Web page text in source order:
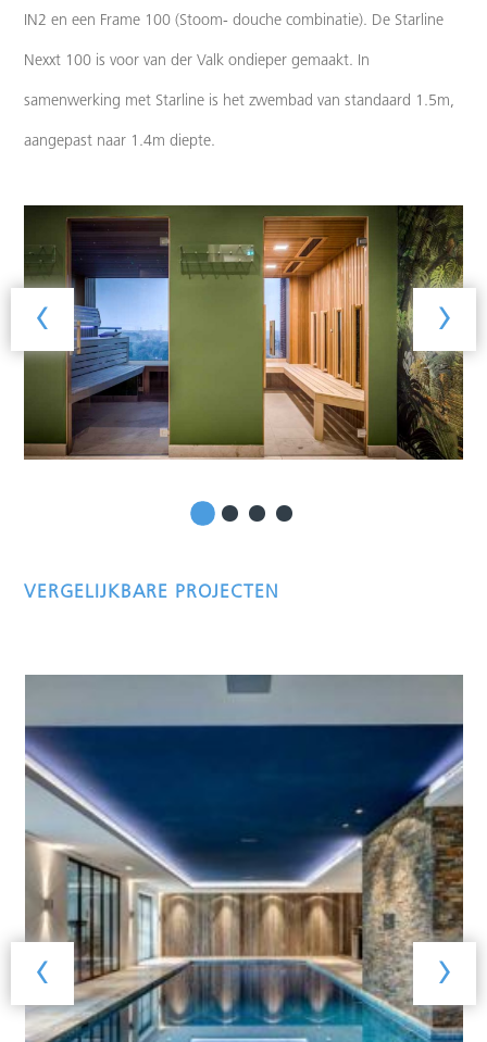
IN2 en een Frame 100 (Stoom- douche combinatie). De Starline
Nexxt 100 is voor van der Valk ondieper gemaakt. In
samenwerking met Starline is het zwembad van standaard 1.5m,
aangepast naar 1.4m diepte.
‹ ›
VERGELIJKBARE PROJECTEN
‹ ›